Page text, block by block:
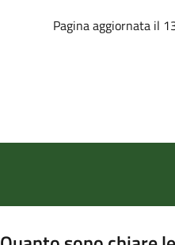
Pagina aggiornata il